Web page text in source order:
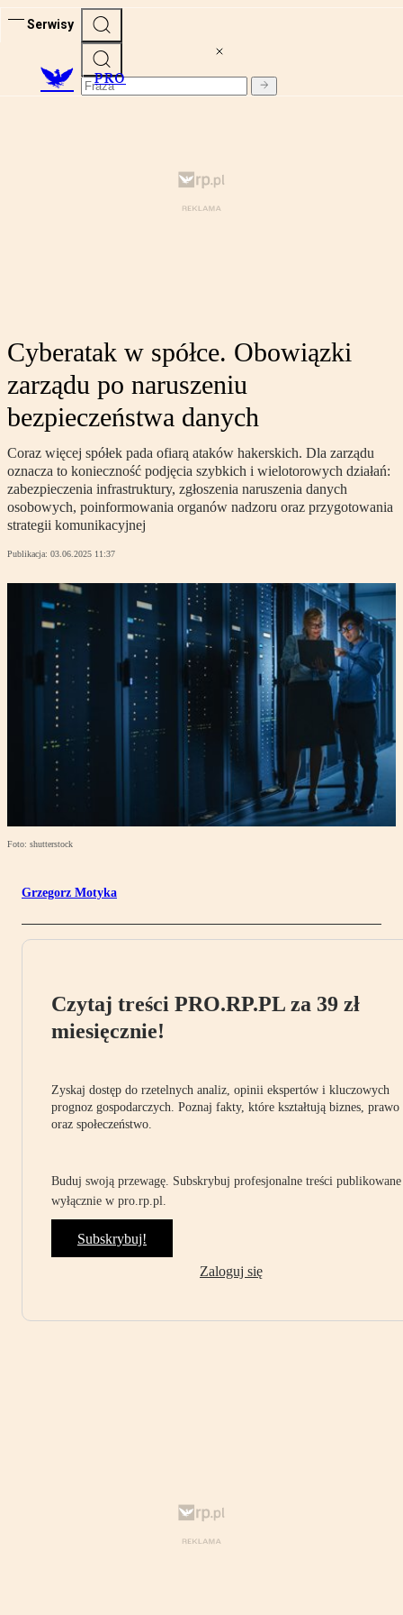
Serwisy
PRO
Cyberatak w spółce. Obowiązki
zarządu po naruszeniu
bezpieczeństwa danych
Coraz więcej spółek pada ofiarą ataków hakerskich. Dla zarządu
oznacza to konieczność podjęcia szybkich i wielotorowych działań:
zabezpieczenia infrastruktury, zgłoszenia naruszenia danych
osobowych, poinformowania organów nadzoru oraz przygotowania
strategii komunikacyjnej
Publikacja: 03.06.2025 11:37
Foto: shutterstock
Grzegorz Motyka
Czytaj treści PRO.RP.PL za 39 zł
miesięcznie!
Zyskaj dostęp do rzetelnych analiz, opinii ekspertów i kluczowych
prognoz gospodarczych. Poznaj fakty, które kształtują biznes, prawo
oraz społeczeństwo.
Buduj swoją przewagę. Subskrybuj profesjonalne treści publikowane
wyłącznie w pro.rp.pl.
Subskrybuj!
Zaloguj się